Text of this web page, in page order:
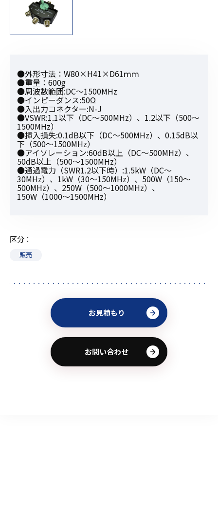
●外形寸法：W80×H41×D61ｍｍ
●重量：600g
●周波数範囲:DC〜1500MHz
●インピーダンス:50Ω
●入出力コネクター:N-J
●VSWR:1.1以下（DC〜500MHz）、1.2以下（500〜
1500MHz）
●挿入損失:0.1dB以下（DC〜500MHz）、0.15dB以
下（500〜1500MHz）
●アイソレーション:60dB以上（DC〜500MHz）、
50dB以上（500〜1500MHz）
●通過電力（SWR1.2以下時）:1.5kW（DC〜
30MHz）、1kW（30〜150MHz）、500W（150〜
500MHz）、250W（500〜1000MHz）、
150W（1000〜1500MHz）
区分
販売
お見積もり
お問い合わせ